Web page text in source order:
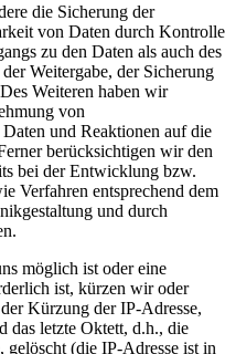
die Sicherung der
von Daten durch Kontrolle
zu den Daten als auch des
Weitergabe, der Sicherung
Weiteren haben wir
von
und Reaktionen auf die
berücksichtigen wir den
bei der Entwicklung bzw.
Verfahren entsprechend dem
und durch
möglich ist oder eine
ist, kürzen wir oder
Kürzung der IP-Adresse,
das letzte Oktett, d.h., die
gelöscht (die IP-Adresse ist in